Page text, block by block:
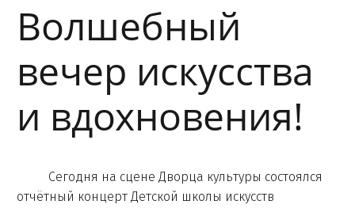
Волшебный
вечер искусства
и вдохновения!
Сегодня на сцене Дворца культуры состоялся
отчётный концерт Детской школы искусств